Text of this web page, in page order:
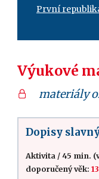
První
Výukové
materiály
Dopisy
Aktivita / 45 min.
doporučený věk: